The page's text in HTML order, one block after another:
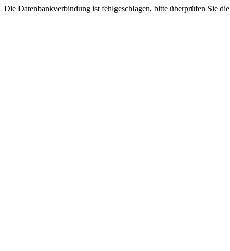
Die Datenbankverbindung ist fehlgeschlagen, bitte überprüfen Sie